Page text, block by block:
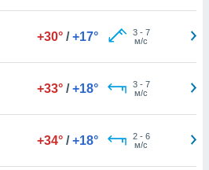
+30° / +17° 3- 7
м/с
+33° / +18° 3- 7
м/с
+34° / +18° 2- 6
м/с